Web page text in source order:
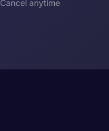
Cancel anytime